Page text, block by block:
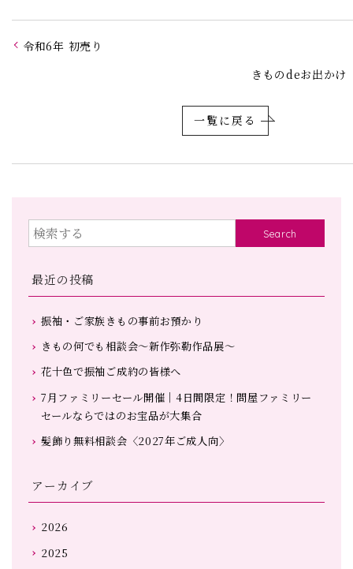
令和6年 初売り
きものdeお出かけ
一覧に戻る
Search
最近の投稿
振袖・ご家族きもの事前お預かり
きもの何でも相談会～新作弥勒作品展～
花十色で振袖ご成約の皆様へ
7月ファミリーセール開催｜4日間限定！問屋ファミリー
セールならではのお宝品が大集合
髪飾り無料相談会〈2027年ご成人向〉
アーカイブ
2026
2025